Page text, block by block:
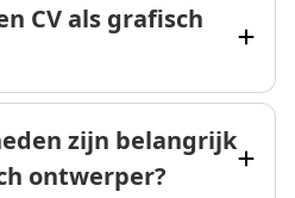
CV als grafisch
zijn belangrijk
ontwerper?